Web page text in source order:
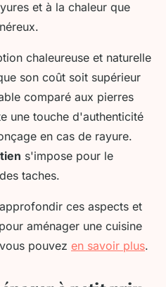
et à la chaleur que
chaleureuse et naturelle
son coût soit supérieur
comparé aux pierres
une touche d'authenticité
en cas de rayure.
s'impose pour le
taches.
ces aspects et
aménager une cuisine
pouvez en savoir plus.